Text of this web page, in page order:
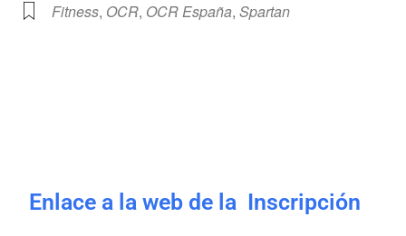
Fitness, OCR, OCR España,Spartan
Enlace a la web de la Inscripción